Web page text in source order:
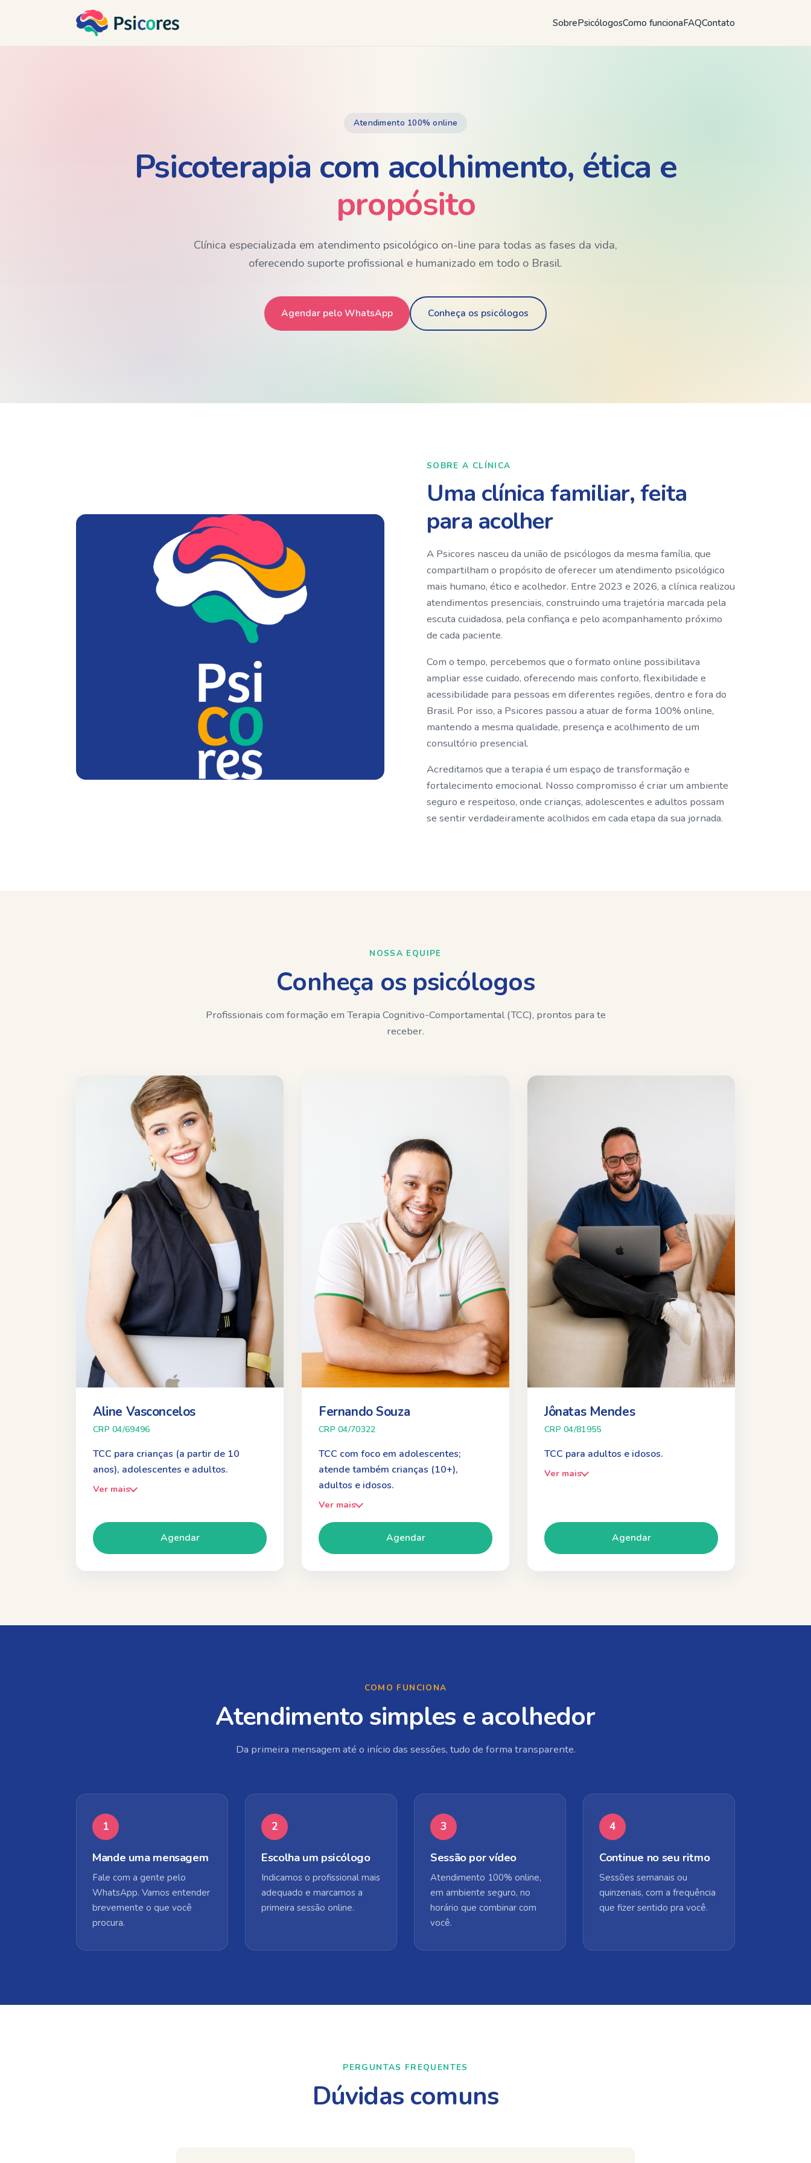
SobrePsicólogosComo funcionaFAQContato
Atendimento 100% online
Psicoterapia com acolhimento, ética e
propósito
Clínica especializada em atendimento psicológico on-line para todas as fases da vida,
oferecendo suporte profissional e humanizado em todo o Brasil.
Agendar pelo WhatsApp Conheça os psicólogos
SOBRE A CLÍNICA
Uma clínica familiar, feita
para acolher
A Psicores nasceu da união de psicólogos da mesma família, que
compartilham o propósito de oferecer um atendimento psicológico
mais humano, ético e acolhedor. Entre 2023 e 2026, a clínica realizou
atendimentos presenciais, construindo uma trajetória marcada pela
escuta cuidadosa, pela confiança e pelo acompanhamento próximo
de cada paciente.
Com o tempo, percebemos que o formato online possibilitava
ampliar esse cuidado, oferecendo mais conforto, flexibilidade e
acessibilidade para pessoas em diferentes regiões, dentro e fora do
Brasil. Por isso, a Psicores passou a atuar de forma 100% online,
mantendo a mesma qualidade, presença e acolhimento de um
consultório presencial.
Acreditamos que a terapia é um espaço de transformação e
fortalecimento emocional. Nosso compromisso é criar um ambiente
seguro e respeitoso, onde crianças, adolescentes e adultos possam
se sentir verdadeiramente acolhidos em cada etapa da sua jornada.
NOSSA EQUIPE
Conheça os psicólogos
Profissionais com formação em Terapia Cognitivo-Comportamental (TCC), prontos para te
receber.
Aline Vasconcelos
CRP 04/69496
TCC para crianças (a partir de 10
anos), adolescentes e adultos.
Ver mais
Agendar
Fernando Souza
CRP 04/70322
TCC com foco em adolescentes;
atende também crianças (10+),
adultos e idosos.
Ver mais
Agendar
Jônatas Mendes
CRP 04/81955
TCC para adultos e idosos.
Ver mais
Agendar
COMO FUNCIONA
Atendimento simples e acolhedor
Da primeira mensagem até o início das sessões, tudo de forma transparente.
1
Mande uma mensagem
Fale com a gente pelo
WhatsApp. Vamos entender
brevemente o que você
procura.
2
Escolha um psicólogo
Indicamos o profissional mais
adequado e marcamos a
primeira sessão online.
3
Sessão por vídeo
Atendimento 100% online,
em ambiente seguro, no
horário que combinar com
você.
4
Continue no seu ritmo
Sessões semanais ou
quinzenais, com a frequência
que fizer sentido pra você.
PERGUNTAS FREQUENTES
Dúvidas comuns